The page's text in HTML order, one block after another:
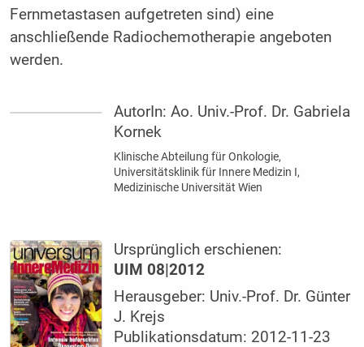
Fernmetastasen aufgetreten sind) eine
anschließende Radiochemotherapie angeboten
werden.
AutorIn:Ao. Univ.-Prof. Dr. Gabriela
Kornek
Klinische Abteilung für Onkologie,
Universitätsklinik für Innere Medizin I,
Medizinische Universität Wien
Ursprünglich erschienen:
UIM 08|2012
Herausgeber: Univ.-Prof. Dr. Günter
J. Krejs
Publikationsdatum: 2012-11-23